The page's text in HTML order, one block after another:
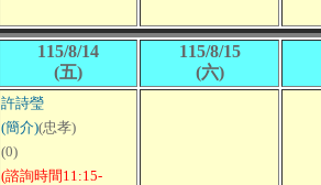
115/8/14
(五)
115/8/15
(六)
許詩瑩
(簡介)(忠孝)
(0)
(諮詢時間11:15-